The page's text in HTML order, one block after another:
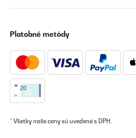
Platobné metódy
* Všetky naše ceny sú uvedené s DPH.